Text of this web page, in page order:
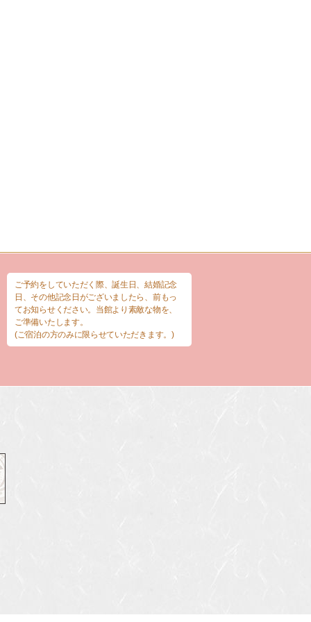
ご予約をしていただく際、誕生日、結婚記念
日、その他記念日がございましたら、前もっ
てお知らせください。当館より素敵な物を、
ご準備いたします。
(ご宿泊の方のみに限らせていただきます。)